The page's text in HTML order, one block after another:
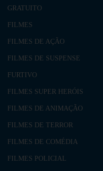
GRATUITO
FILMES
FILMES DE AÇÃO
FILMES DE SUSPENSE
FURTIVO
FILMES SUPER HERÓIS
FILMES DE ANIMAÇÃO
FILMES DE TERROR
FILMES DE COMÉDIA
FILMES POLICIAL